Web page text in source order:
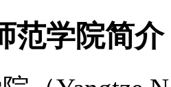
范学院简介